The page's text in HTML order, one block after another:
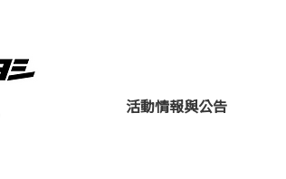
活動情報與公告